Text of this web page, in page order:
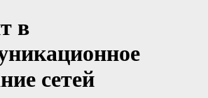
в
сетей